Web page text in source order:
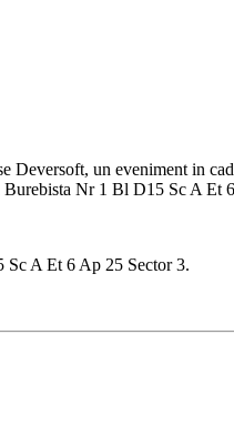
un eveniment in
Nr 1 Bl D15 Sc A Et
Sc A Et 6 Ap 25 Sector 3.